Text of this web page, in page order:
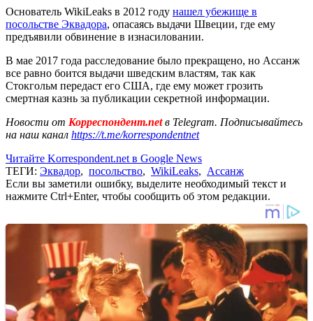
Основатель WikiLeaks в 2012 году нашел убежище в
посольстве Эквадора, опасаясь выдачи Швеции, где ему
предъявили обвинение в изнасиловании.
В мае 2017 года расследование было прекращено, но Ассанж
все равно боится выдачи шведским властям, так как
Стокгольм передаст его США, где ему может грозить
смертная казнь за публикации секретной информации.
Новости от Корреспондент.netв Telegram. Подписывайтесь
на наш канал https://t.me/korrespondentnet
Читайте Korrespondent.net в Google News
ТЕГИ: Эквадор, посольство, WikiLeaks, Ассанж
Если вы заметили ошибку, выделите необходимый текст и
нажмите Ctrl+Enter, чтобы сообщить об этом редакции.